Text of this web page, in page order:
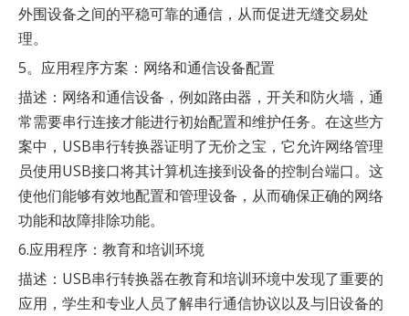
外围设备之间的平稳可靠的通信，从而促进无缝交易处
理。
5。应用程序方案：网络和通信设备配置
描述：网络和通信设备，例如路由器，开关和防火墙，通
常需要串行连接才能进行初始配置和维护任务。在这些方
案中，USB串行转换器证明了无价之宝，它允许网络管理
员使用USB接口将其计算机连接到设备的控制台端口。这
使他们能够有效地配置和管理设备，从而确保正确的网络
功能和故障排除功能。
6.应用程序：教育和培训环境
描述：USB串行转换器在教育和培训环境中发现了重要的
应用，学生和专业人员了解串行通信协议以及与旧设备的